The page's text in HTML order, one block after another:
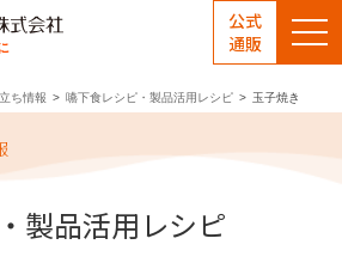
公式
通販
ち情報 嚥下食レシピ・製品活用レシピ 玉子焼き
製品活用レシピ